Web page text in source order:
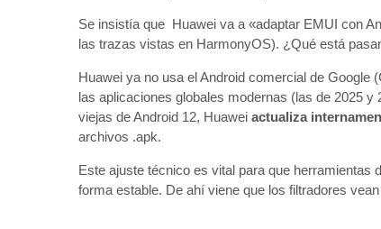
Se insistía que Huawei va a «adaptar EMUI con
las trazas vistas en HarmonyOS). ¿Qué está
Huawei ya no usa el Android comercial de Google
las aplicaciones globales modernas (las de 2025
viejas de Android 12, Huawei actualiza
archivos .apk.
Este ajuste técnico es vital para que
forma estable. De ahí viene que los filtradores